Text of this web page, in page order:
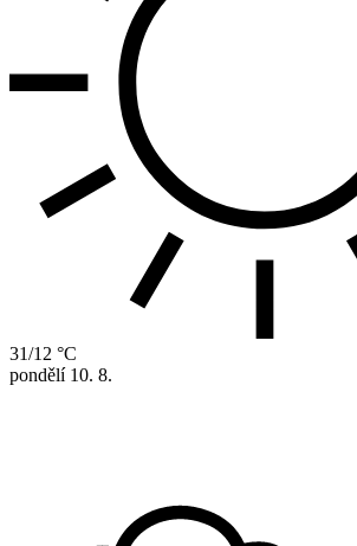
31/12 °C
pondělí 10. 8.